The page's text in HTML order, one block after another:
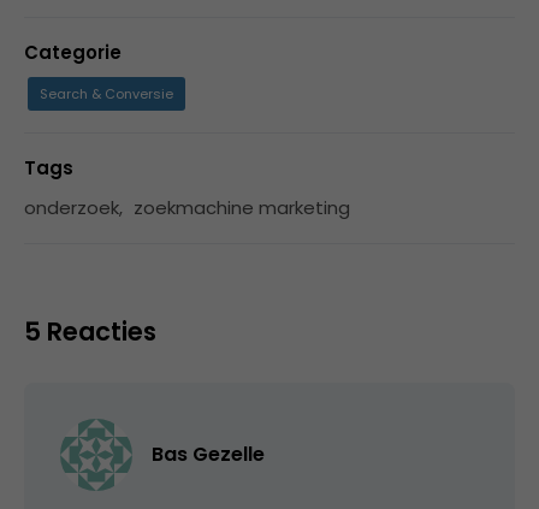
Categorie
Search & Conversie
Tags
onderzoek, zoekmachine marketing
5 Reacties
Bas Gezelle